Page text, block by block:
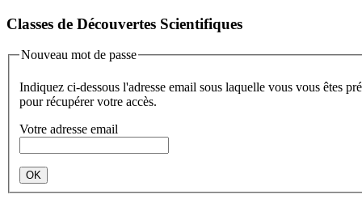
Classes de Découvertes Scientifiques
Nouveau mot de passe
Indiquez ci-dessous l'adresse email sous laquelle vous vous êtes précédemment enregistré. Vous recevrez un email vous indiquant la marche à suivre
pour récupérer votre accès.
Votre adresse email